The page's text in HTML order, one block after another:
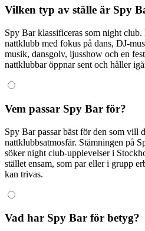
Vilken typ av ställe är Spy
Spy Bar klassificeras som night club.
nattklubb med fokus på dans, DJ-
musik, dansgolv, ljusshow och en
nattklubbar öppnar sent och håller
Vem passar Spy Bar för?
Spy Bar passar bäst för den som vill
nattklubbsatmosfär. Stämningen på
söker night club-upplevelser i
stället ensam, som par eller i grupp
kan trivas.
Vad har Spy Bar för betyg?